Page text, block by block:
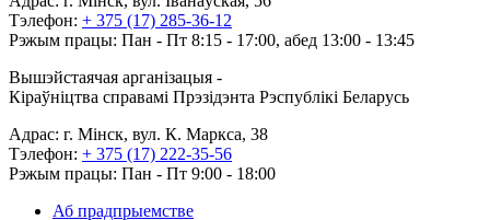
Тэлефон: + 375 (17) 285-36-12
Рэжым працы: Пан - Пт 8:15 - 17:00, абед 13:00 - 13:45
Вышэйстаячая арганізацыя -
Кіраўніцтва справамі Прэзідэнта Рэспублікі Беларусь
Адрас: г. Мінск, вул. К. Маркса, 38
Тэлефон: + 375 (17) 222-35-56
Рэжым працы: Пан - Пт 9:00 - 18:00
Аб прадпрыемстве